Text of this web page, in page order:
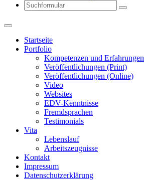
Search
Startseite
Portfolio
Kompetenzen und Erfahrungen
Veröffentlichungen (Print)
Veröffentlichungen (Online)
Video
Websites
EDV-Kenntnisse
Fremdsprachen
Testimonials
Vita
Lebenslauf
Arbeitszeugnisse
Kontakt
Impressum
Datenschutzerklärung